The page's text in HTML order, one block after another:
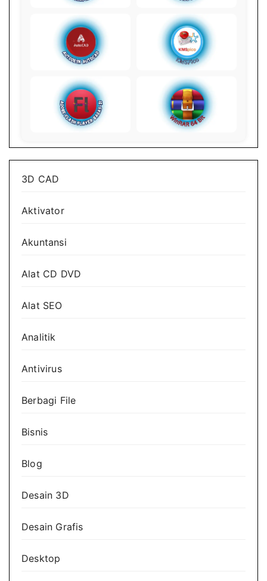
3D CAD
Aktivator
Akuntansi
Alat CD DVD
Alat SEO
Analitik
Antivirus
Berbagi File
Bisnis
Blog
Desain 3D
Desain Grafis
Desktop